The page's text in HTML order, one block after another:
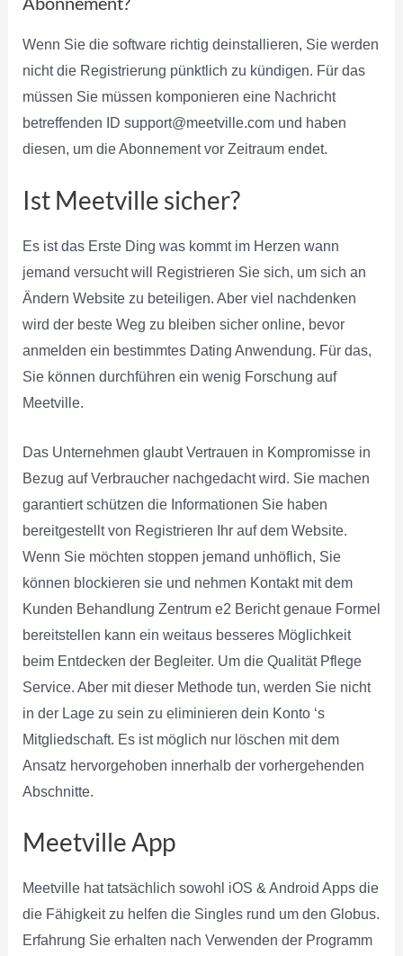
Wenn Sie die software richtig deinstallieren, Sie werden
nicht die Registrierung pünktlich zu kündigen. Für das
müssen Sie müssen komponieren eine Nachricht
betreffenden ID support@meetville.com und haben
diesen, um die Abonnement vor Zeitraum endet.
Ist Meetville sicher?
Es ist das Erste Ding was kommt im Herzen wann
jemand versucht will Registrieren Sie sich, um sich an
Ändern Website zu beteiligen. Aber viel nachdenken
wird der beste Weg zu bleiben sicher online, bevor
anmelden ein bestimmtes Dating Anwendung. Für das,
Sie können durchführen ein wenig Forschung auf
Meetville.
Das Unternehmen glaubt Vertrauen in Kompromisse in
Bezug auf Verbraucher nachgedacht wird. Sie machen
garantiert schützen die Informationen Sie haben
bereitgestellt von Registrieren Ihr auf dem Website.
Wenn Sie möchten stoppen jemand unhöflich, Sie
können blockieren sie und nehmen Kontakt mit dem
Kunden Behandlung Zentrum e2 Bericht genaue Formel
bereitstellen kann ein weitaus besseres Möglichkeit
beim Entdecken der Begleiter. Um die Qualität Pflege
Service. Aber mit dieser Methode tun, werden Sie nicht
in der Lage zu sein zu eliminieren dein Konto ‘s
Mitgliedschaft. Es ist möglich nur löschen mit dem
Ansatz hervorgehoben innerhalb der vorhergehenden
Abschnitte.
Meetville App
Meetville hat tatsächlich sowohl iOS & Android Apps die
die Fähigkeit zu helfen die Singles rund um den Globus.
Erfahrung Sie erhalten nach Verwenden der Programm